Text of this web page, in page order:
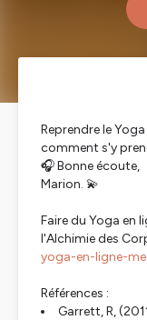
Reprendre le
comment s'y
🎧 Bonne écoute,
Marion. 💫
Faire du Yoga en
l'Alchimie des
yoga-en-ligne-
Références :
Garrett, R,